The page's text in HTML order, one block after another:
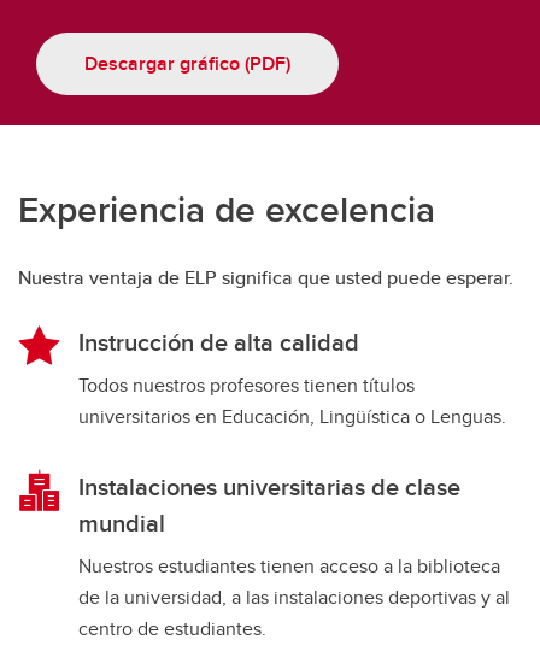
Descargar gráfico (PDF)
Experiencia de excelencia
Nuestra ventaja de ELP significa que usted puede esperar.
Instrucción de alta calidad
Todos nuestros profesores tienen títulos
universitarios en Educación, Lingüística o Lenguas.
Instalaciones universitarias de clase
mundial
Nuestros estudiantes tienen acceso a la biblioteca
de la universidad, a las instalaciones deportivas y al
centro de estudiantes.